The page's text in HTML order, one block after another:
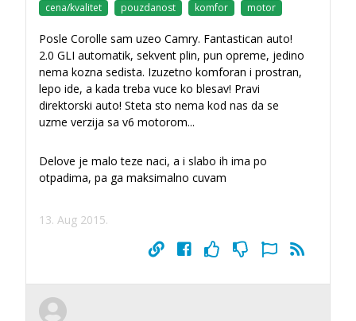
cena/kvalitet pouzdanost komfor motor
Posle Corolle sam uzeo Camry. Fantastican auto!
2.0 GLI automatik, sekvent plin, pun opreme, jedino
nema kozna sedista. Izuzetno komforan i prostran,
lepo ide, a kada treba vuce ko blesav! Pravi
direktorski auto! Steta sto nema kod nas da se
uzme verzija sa v6 motorom...
Delove je malo teze naci, a i slabo ih ima po
otpadima, pa ga maksimalno cuvam
13. Aug 2015.